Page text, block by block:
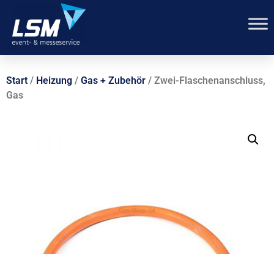
Start / Heizung / Gas + Zubehör / Zwei-Flaschenanschluss,
Gas